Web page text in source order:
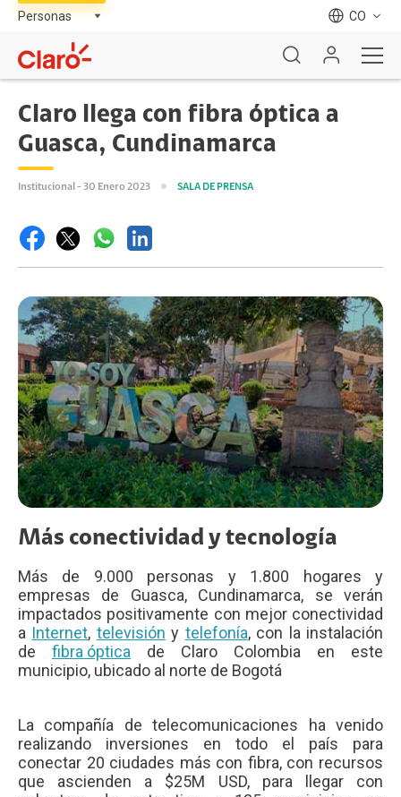
CO
Claro llega con fibra óptica a
Guasca, Cundinamarca
Institucional - 30 Enero 2023 SALA DE PRENSA
Más conectividad y tecnología
Más de 9.000 personas y 1.800 hogares y
empresas de Guasca, Cundinamarca, se verán
impactados positivamente con mejor conectividad
a Internet, televisión y telefonía, con la instalación
de fibra óptica de Claro Colombia en este
municipio, ubicado al norte de Bogotá
La compañía de telecomunicaciones ha venido
realizando inversiones en todo el país para
conectar 20 ciudades más con fibra, con recursos
que ascienden a $25M USD, para llegar con